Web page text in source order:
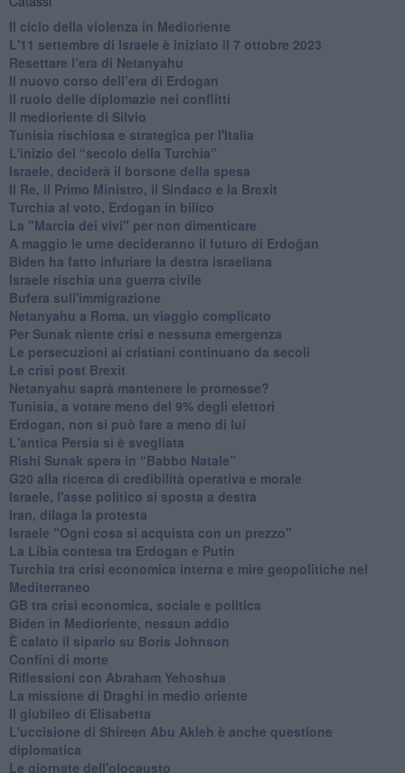
Il ciclo della violenza in Medioriente
L'11 settembre di Israele è iniziato il 7 ottobre 2023
Resettare l’era di Netanyahu
​Il nuovo corso dell’era di Erdogan
Il ruolo delle diplomazie nei conflitti
Il medioriente di Silvio
Tunisia rischiosa e strategica per l'Italia
L'inizio del “secolo della Turchia”
Israele, deciderà il borsone della spesa
Il Re, il Primo Ministro, il Sindaco e la Brexit
Turchia al voto, Erdogan in bilico
La "Marcia dei vivi" per non dimenticare
A maggio le urne decideranno il futuro di Erdoğan
Biden ha fatto infuriare la destra israeliana
Israele rischia una guerra civile
Bufera sull'immigrazione
Netanyahu a Roma, un viaggio complicato
Per Sunak niente crisi e nessuna emergenza
Le persecuzioni ai cristiani continuano da secoli
Le crisi post Brexit
Netanyahu saprà mantenere le promesse?
Tunisia, a votare meno del 9% degli elettori
Erdogan, non si può fare a meno di lui
L'antica Persia si è svegliata
Rishi Sunak spera in “Babbo Natale”
G20 alla ricerca di credibilità operativa e morale
Israele, l'asse politico si sposta a destra
Iran, dilaga la protesta
Israele "Ogni cosa si acquista con un prezzo"
La Libia contesa tra Erdogan e Putin
Turchia tra crisi economica interna e mire geopolitiche nel
Mediterraneo
GB tra crisi economica, sociale e politica
Biden in Medioriente, nessun addio
È calato il sipario su Boris Johnson
Confini di morte
Riflessioni con Abraham Yehoshua
La missione di Draghi in medio oriente
Il giubileo di Elisabetta
L'uccisione di Shireen Abu Akleh è anche questione
diplomatica
Le giornate dell'olocausto